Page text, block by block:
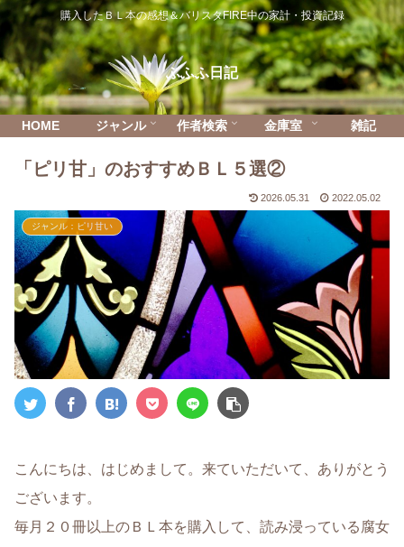
購入したＢＬ本の感想＆バリスタFIRE中の家計・投資記録
ふふふ日記
HOME ジャンル 作者検索 金庫室 雑記
「ピリ甘」のおすすめＢＬ５選②
2026.05.31 2022.05.02
ジャンル：ピリ甘い
こんにちは、はじめまして。来ていただいて、ありがとう
ございます。
毎月２０冊以上のＢＬ本を購入して、読み浸っている腐女